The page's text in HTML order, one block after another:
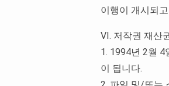
이행이 개시되
VI. 저작권 재산
1. 1994년 2월
이 됩니다.